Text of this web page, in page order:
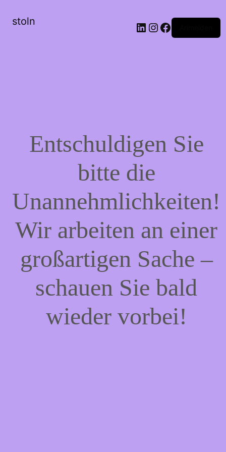
stoln LinkedIn
Instagram
Facebook
Entschuldigen Sie
bitte die
Unannehmlichkeiten!
Wir arbeiten an einer
großartigen Sache –
schauen Sie bald
wieder vorbei!